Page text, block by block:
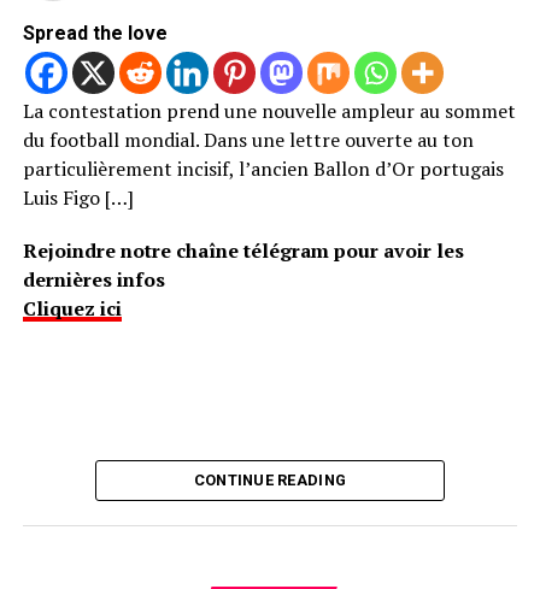
Spread the love
La contestation prend une nouvelle ampleur au sommet
du football mondial. Dans une lettre ouverte au ton
particulièrement incisif, l’ancien Ballon d’Or portugais
Luis Figo […]
Rejoindre notre chaîne télégram pour avoir les
dernières infos
Cliquez ici
CONTINUE READING